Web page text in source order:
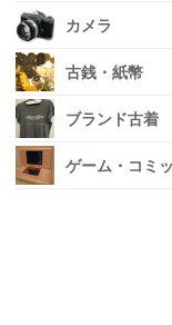
カメラ
古銭・紙幣
ブランド古着
ゲーム・コミ